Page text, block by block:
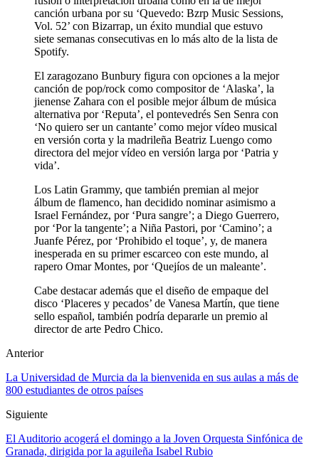
canción urbana por su ‘Quevedo: Bzrp Music Sessions,
Vol. 52’ con Bizarrap, un éxito mundial que estuvo
siete semanas consecutivas en lo más alto de la lista de
Spotify.
El zaragozano Bunbury figura con opciones a la mejor
canción de pop/rock como compositor de ‘Alaska’, la
jienense Zahara con el posible mejor álbum de música
alternativa por ‘Reputa’, el pontevedrés Sen Senra con
‘No quiero ser un cantante’ como mejor vídeo musical
en versión corta y la madrileña Beatriz Luengo como
directora del mejor vídeo en versión larga por ‘Patria y
vida’.
Los Latin Grammy, que también premian al mejor
álbum de flamenco, han decidido nominar asimismo a
Israel Fernández, por ‘Pura sangre’; a Diego Guerrero,
por ‘Por la tangente’; a Niña Pastori, por ‘Camino’; a
Juanfe Pérez, por ‘Prohibido el toque’, y, de manera
inesperada en su primer escarceo con este mundo, al
rapero Omar Montes, por ‘Quejíos de un maleante’.
Cabe destacar además que el diseño de empaque del
disco ‘Placeres y pecados’ de Vanesa Martín, que tiene
sello español, también podría depararle un premio al
director de arte Pedro Chico.
Anterior
La Universidad de Murcia da la bienvenida en sus aulas a más de
800 estudiantes de otros países
Siguiente
El Auditorio acogerá el domingo a la Joven Orquesta Sinfónica de
Granada, dirigida por la aguileña Isabel Rubio